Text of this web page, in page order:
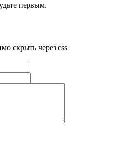
первым.
скрыть через css